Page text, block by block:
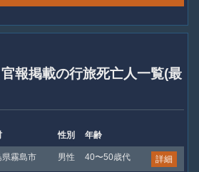
報掲載の行旅死亡人一覧(最
性別 年齢
県霧島市 男性 40〜50歳代 詳細